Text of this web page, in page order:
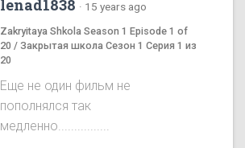
lenad1838 · 15 years ago
Zakryitaya Shkola Season 1 Episode 1 of
20 / Закрытая школа Сезон 1 Серия 1 из
20
Еще не один фильм не
пополнялся так
медленно................